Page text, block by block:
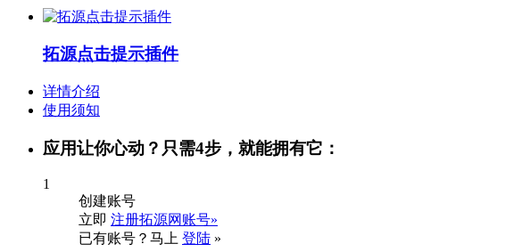
拓源点击提示插件
详情介绍
使用须知
应用让你心动？只需4步，就能拥有它：
1
创建账号
立即 注册拓源网账号»
已有账号？马上 登陆 »